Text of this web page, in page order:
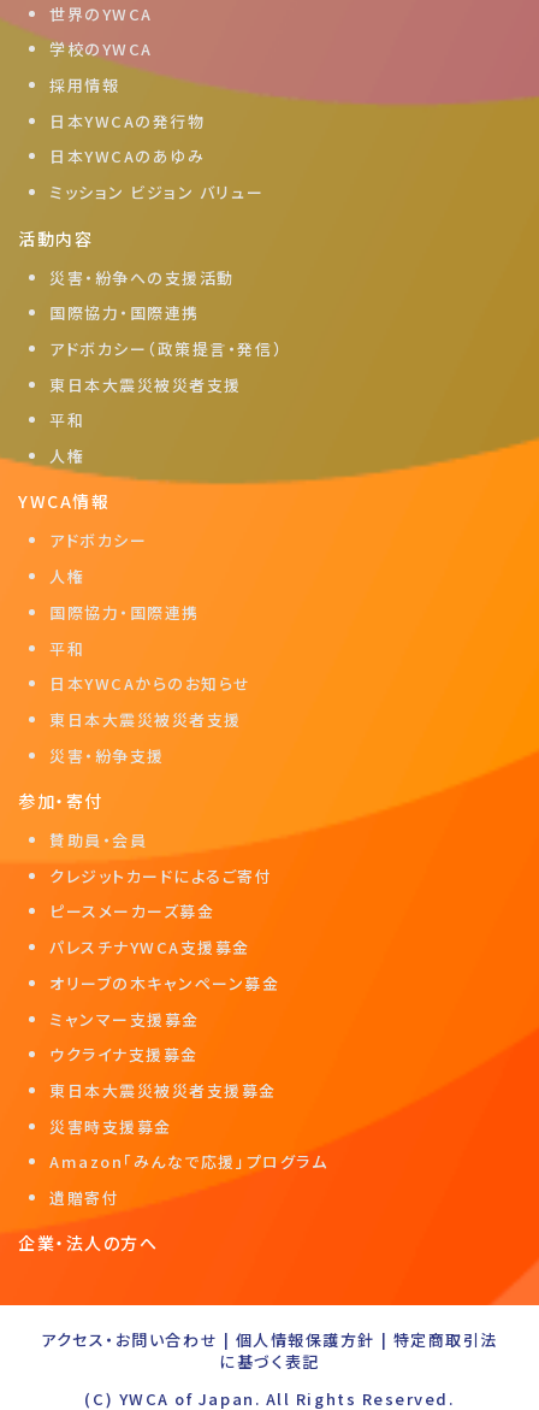
世界のYWCA
学校のYWCA
採用情報
日本YWCAの発行物
日本YWCAのあゆみ
ミッション ビジョン バリュー
活動内容
災害・紛争への支援活動
国際協力・国際連携
アドボカシー（政策提言・発信）
東日本大震災被災者支援
平和
人権
YWCA情報
アドボカシー
人権
国際協力・国際連携
平和
日本YWCAからのお知らせ
東日本大震災被災者支援
災害・紛争支援
参加・寄付
賛助員・会員
クレジットカードによるご寄付
ピースメーカーズ募金
パレスチナYWCA支援募金
オリーブの木キャンペーン募金
ミャンマー支援募金
ウクライナ支援募金
東日本大震災被災者支援募金
災害時支援募金
Amazon「みんなで応援」プログラム
遺贈寄付
企業・法人の方へ
アクセス・お問い合わせ | 個人情報保護方針 | 特定商取引法
に基づく表記
(C) YWCA of Japan. All Rights Reserved.